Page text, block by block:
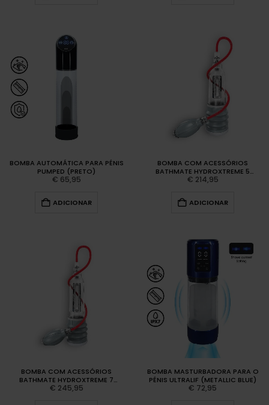
BOMBA AUTOMÁTICA PARA PÉNIS
PUMPED (PRETO)
€ 65,95
ADICIONAR
BOMBA COM ACESSÓRIOS
BATHMATE HYDROXTREME 5
TRANSPARENTE
€ 214,95
ADICIONAR
BOMBA COM ACESSÓRIOS
BATHMATE HYDROXTREME 7
TRANSPARENTE
€ 245,95
BOMBA MASTURBADORA PARA O
PÉNIS ULTRALIF (METALLIC BLUE)
€ 72,95